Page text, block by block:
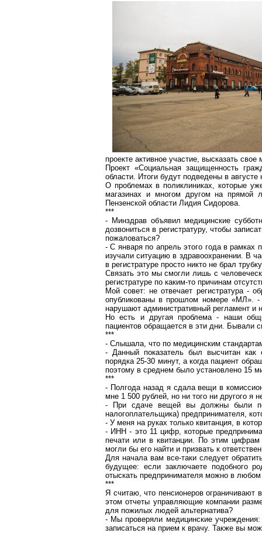
проекте активное участие, высказать
Проект «Социальная защищенность
области. Итоги будут подведены в
О проблемах в поликлиниках, которые
магазинах и многом другом на прямой
Пензенской области Лидия Сидорова.
***
- Минздрав объявил медицинские
дозвониться в регистратуру, чтобы
пожаловаться?
- С января по апрель этого года в рамках
изучали ситуацию в здравоохранении. В
в регистратуре просто никто не брал
Связать это мы смогли лишь с
регистратуре по каким-то причинам
Мой совет: не отвечает регистратура -
опубликованы в прошлом номере «МЛ».
нарушают административный регламент и
Но есть и другая проблема - наши
пациентов обращается в эти дни. Бывали
***
- Слышала, что по медицинским
- Данный показатель был высчитан как
порядка 25-30 минут, а когда пациент
поэтому в среднем было установлено 15
***
- Полгода назад я сдала вещи в
мне 1 500 рублей, но ни того ни другого я
- При сдаче вещей вы должны были
налогоплательщика) предпринимателя,
- У меня на руках только квитанция, в
- ИНН - это 11 цифр, которые
печати или в квитанции. По этим
могли бы его найти и призвать к
Для начала вам все-таки следует
будущее: если заключаете подобного
отыскать предпринимателя можно в любом
***
Я считаю, что пенсионеров ограничивают
этомотчеты управляющие компании
для пожилых людей альтернатива?
- Мы проверяли медицинские
записаться на прием к врачу. Также вы